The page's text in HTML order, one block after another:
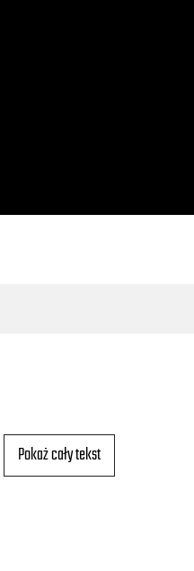
Pokaż cały tekst